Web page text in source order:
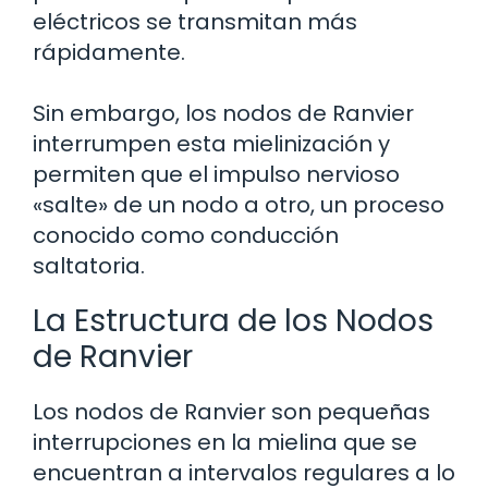
eléctricos se transmitan más
rápidamente.
Sin embargo, los nodos de Ranvier
interrumpen esta mielinización y
permiten que el impulso nervioso
«salte» de un nodo a otro, un proceso
conocido como conducción
saltatoria.
La Estructura de los Nodos
de Ranvier
Los nodos de Ranvier son pequeñas
interrupciones en la mielina que se
encuentran a intervalos regulares a lo